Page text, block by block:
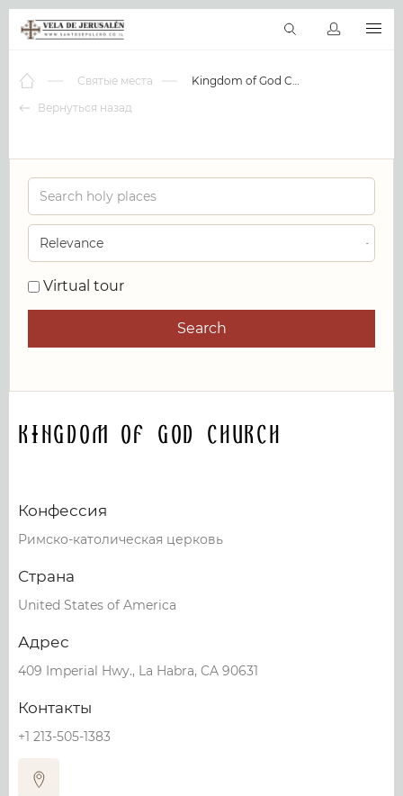
Виртуальные туры
RU
Вернуться назад
Святые места Kingdom of God Church
Virtual tour
Search
Kingdom of God Church
Конфессия
Римско-католическая церковь
Страна
United States of America
Адрес
409 Imperial Hwy., La Habra, CA 90631
Контакты
+1 213-505-1383